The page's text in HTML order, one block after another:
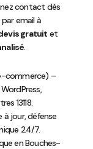
contact dès
email à
gratuit et
.
commerce) –
13118.
à jour, défense
24/7.
en Bouches-